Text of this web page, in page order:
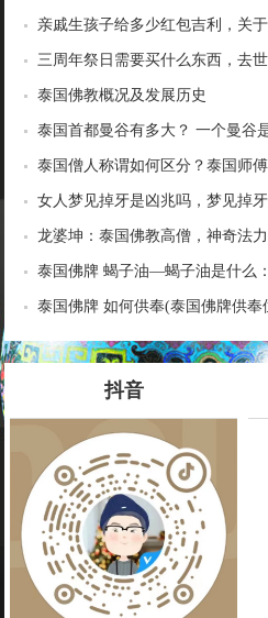
亲戚生孩子给多少红包吉利，关
三周年祭日需要买什么东西，去
泰国佛教概况及发展历史
泰国首都曼谷有多大？ 一个曼谷
积与各大城市比较
泰国僧人称谓如何区分？泰国师傅
女人梦见掉牙是凶兆吗，梦见掉
龙婆坤：泰国佛教高僧，神奇法
导师
泰国佛牌 蝎子油—蝎子油是什么
量
泰国佛牌 如何供奉(泰国佛牌供
南)
抖音